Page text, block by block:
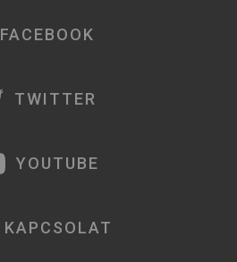
FACEBOOK
TWITTER
YOUTUBE
KAPCSOLAT